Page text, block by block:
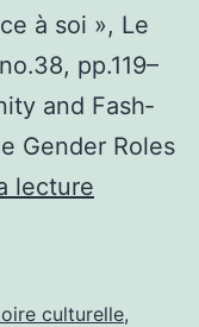
à soi », Le
pp.119–
and Fash­
Gen­der Roles
lec­ture
:
culturelle,